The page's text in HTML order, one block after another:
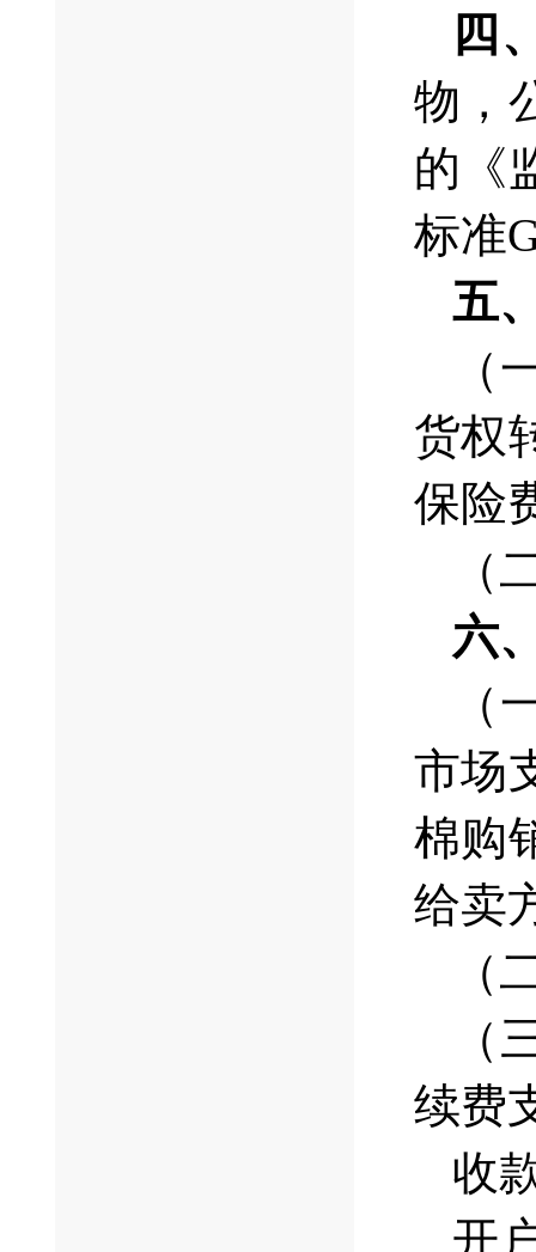
四
物，
的《
标准
五
（
货权
保险
（
六
（
市场
棉购
给卖
（
（
续费
收
开